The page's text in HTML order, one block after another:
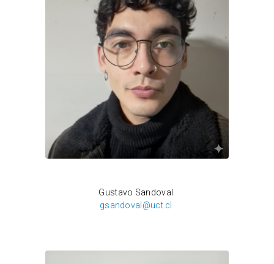
Gustavo Sandoval
gsandoval@uct.cl